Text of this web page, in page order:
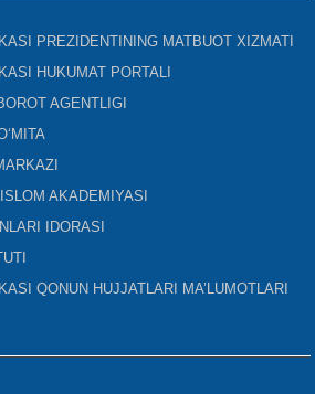
PREZIDENTINING MATBUOT XIZMATI
HUKUMAT PORTALI
AGENTLIGI
AKADEMIYASI
IDORASI
QONUN HUJJATLARI MA’LUMOTLARI